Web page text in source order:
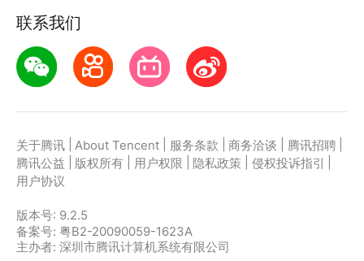
联系我们
关于腾讯 About Tencent 服务条款 商务洽谈 腾讯招聘
腾讯公益
版权所有 用户权限 隐私政策 侵权投诉指引
用户协议
版本号: 9.2.5
备案号: 粤B2-20090059-1623A
主办者: 深圳市腾讯计算机系统有限公司